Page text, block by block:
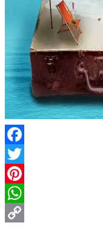
Facebook
Twitter
Pinterest
WhatsApp